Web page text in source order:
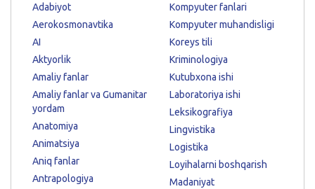
Adabiyot
Aerokosmonavtika
AI
Aktyorlik
Amaliy fanlar
Amaliy fanlar va Gumanitar
yordam
Anatomiya
Animatsiya
Aniq fanlar
Antrapologiya
Kompyuter fanlari
Kompyuter muhandisligi
Koreys tili
Kriminologiya
Kutubxona ishi
Laboratoriya ishi
Leksikografiya
Lingvistika
Logistika
Loyihalarni boshqarish
Madaniyat